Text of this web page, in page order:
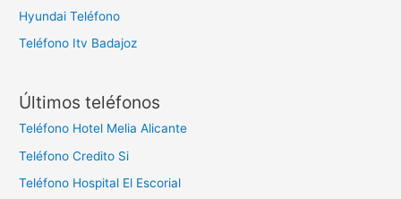
Hyundai Teléfono
Teléfono Itv Badajoz
Últimos teléfonos
Teléfono Hotel Melia Alicante
Teléfono Credito Si
Teléfono Hospital El Escorial